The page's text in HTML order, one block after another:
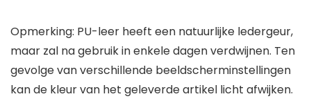
Opmerking: PU-leer heeft een natuurlijke ledergeur,
maar zal na gebruik in enkele dagen verdwijnen. Ten
gevolge van verschillende beeldscherminstellingen
kan de kleur van het geleverde artikel licht afwijken.